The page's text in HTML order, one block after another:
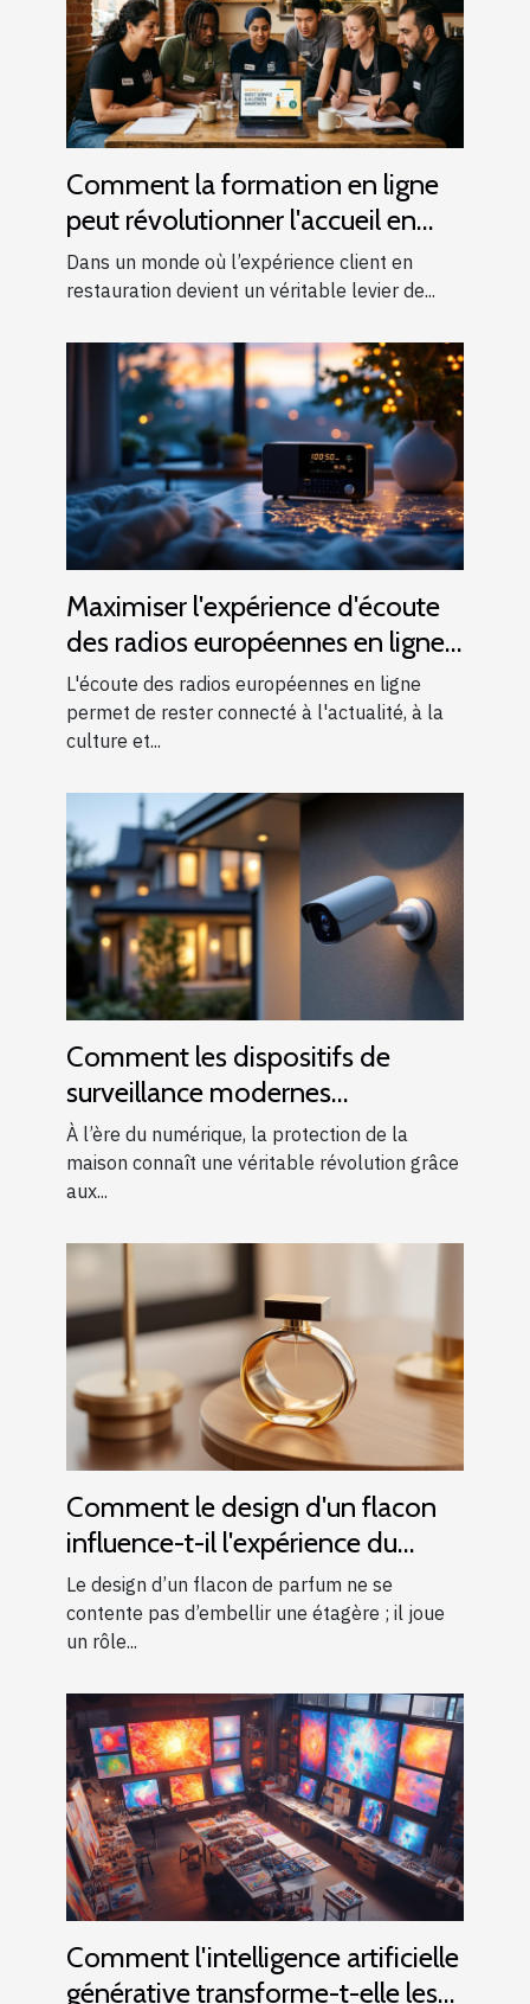
Comment la formation en ligne
peut révolutionner l'accueil en
restauration ?
Dans un monde où l’expérience client en
restauration devient un véritable levier de...
Maximiser l'expérience d'écoute
des radios européennes en ligne
à l'étranger
L'écoute des radios européennes en ligne
permet de rester connecté à l'actualité, à la
culture et...
Comment les dispositifs de
surveillance modernes
renforcent-ils la sécurité
domestique ?
À l’ère du numérique, la protection de la
maison connaît une véritable révolution grâce
aux...
Comment le design d'un flacon
influence-t-il l'expérience du
parfum ?
Le design d’un flacon de parfum ne se
contente pas d’embellir une étagère ; il joue
un rôle...
Comment l'intelligence artificielle
générative transforme-t-elle les